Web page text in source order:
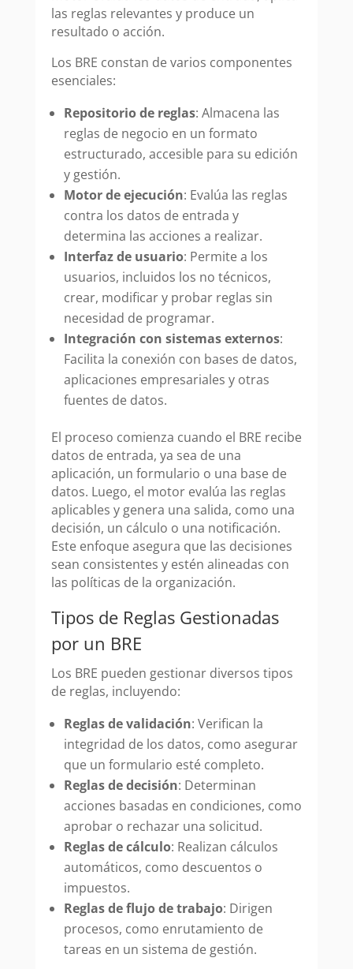
las reglas relevantes y produce un
resultado o acción.
Los BRE constan de varios componentes
esenciales:
Repositorio de reglas: Almacena las
reglas de negocio en un formato
estructurado, accesible para su edición
y gestión.
Motor de ejecución: Evalúa las reglas
contra los datos de entrada y
determina las acciones a realizar.
Interfaz de usuario: Permite a los
usuarios, incluidos los no técnicos,
crear, modificar y probar reglas sin
necesidad de programar.
Integración con sistemas externos:
Facilita la conexión con bases de datos,
aplicaciones empresariales y otras
fuentes de datos.
El proceso comienza cuando el BRE recibe
datos de entrada, ya sea de una
aplicación, un formulario o una base de
datos. Luego, el motor evalúa las reglas
aplicables y genera una salida, como una
decisión, un cálculo o una notificación.
Este enfoque asegura que las decisiones
sean consistentes y estén alineadas con
las políticas de la organización.
Tipos de Reglas Gestionadas
por un BRE
Los BRE pueden gestionar diversos tipos
de reglas, incluyendo:
Reglas de validación: Verifican la
integridad de los datos, como asegurar
que un formulario esté completo.
Reglas de decisión: Determinan
acciones basadas en condiciones, como
aprobar o rechazar una solicitud.
Reglas de cálculo: Realizan cálculos
automáticos, como descuentos o
impuestos.
Reglas de flujo de trabajo: Dirigen
procesos, como enrutamiento de
tareas en un sistema de gestión.